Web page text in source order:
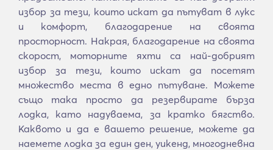
избор за тези, които искат да пътуват в лукс
и комфорт, благодарение на своята
просторност. Накрая, благодарение на своята
скорост, моторните яхти са най-добрият
избор за тези, които искат да посетят
множество места в едно пътуване. Можете
също така просто да резервирате бърза
лодка, като надуваема, за кратко бягство.
Каквото и да е вашето решение, можете да
наемете лодка за един ден, уикенд, многодневна